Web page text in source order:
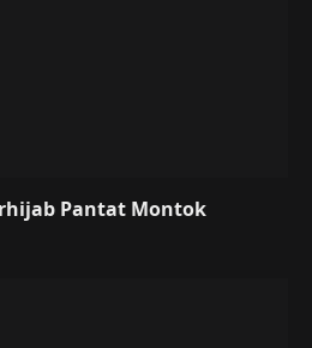
Pantat Montok